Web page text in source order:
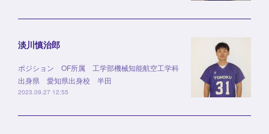
淡川慎治郎
ポジション OF所属 工学部機械知能航空工学科
出身県 愛知県出身校 半田
2023.09.27 12:55